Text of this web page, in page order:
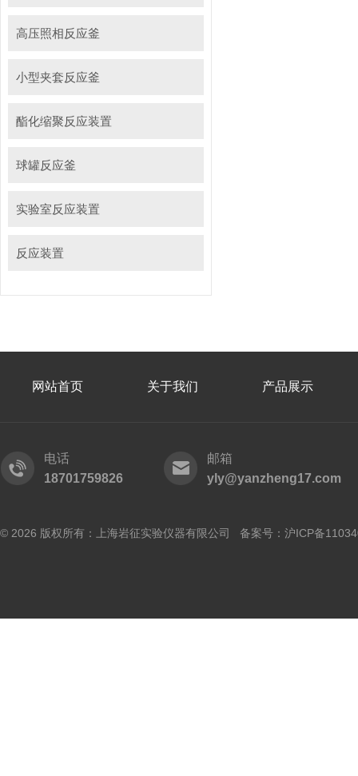
高压照相反应釜
小型夹套反应釜
酯化缩聚反应装置
球罐反应釜
实验室反应装置
反应装置
网站首页 关于我们 产品展示
电话
18701759826
邮箱
yly@yanzheng17.com
© 2026 版权所有：上海岩征实验仪器有限公司 备案号： 沪ICP备